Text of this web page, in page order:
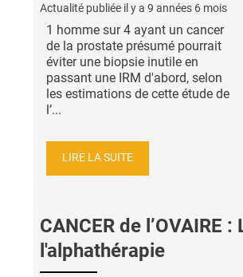
Actualité publiée il y a 9 années 6 mois
1 homme sur 4 ayant un cancer
de la prostate présumé pourrait
éviter une biopsie inutile en
passant une IRM d'abord, selon
les estimations de cette étude de
l’...
LIRE LA SUITE
CANCER de l’OVAIRE
l'alphathérapie